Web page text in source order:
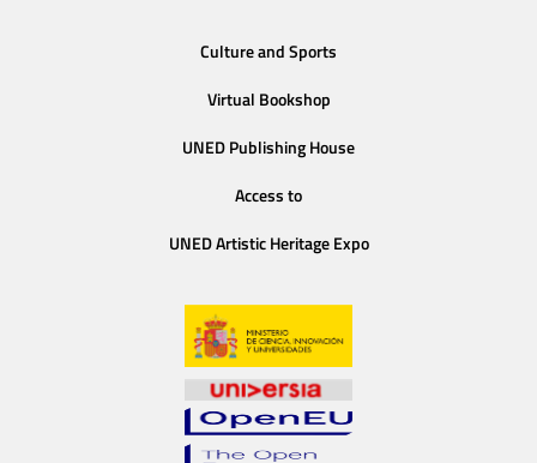
Culture and Sports
Virtual Bookshop
UNED Publishing House
Access to
UNED Artistic Heritage Expo